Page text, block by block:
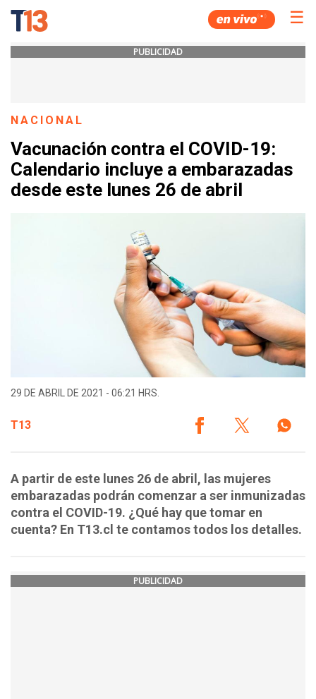
☰
PUBLICIDAD
NACIONAL
Vacunación contra el COVID-19:
Calendario incluye a embarazadas
desde este lunes 26 de abril
29 DE ABRIL DE 2021 - 06:21 HRS.
T13
A partir de este lunes 26 de abril, las mujeres
embarazadas podrán comenzar a ser inmunizadas
contra el COVID-19. ¿Qué hay que tomar en
cuenta? En T13.cl te contamos todos los detalles.
PUBLICIDAD